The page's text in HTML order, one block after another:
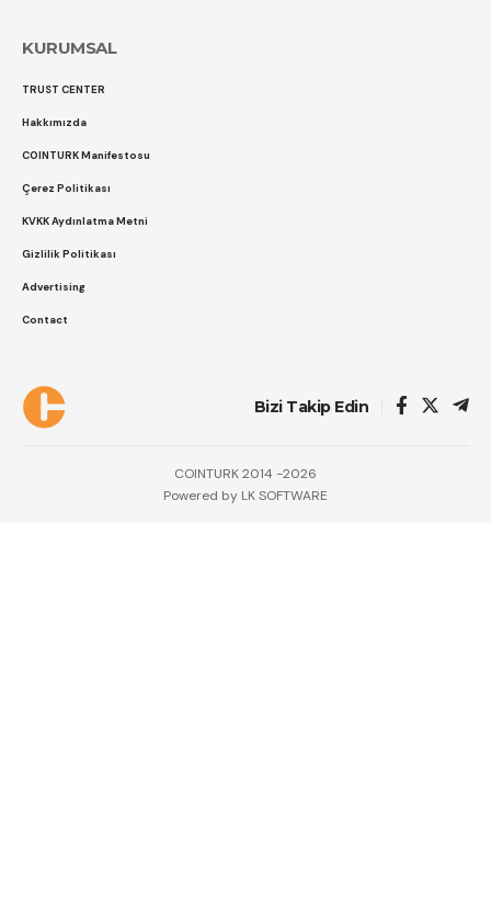
KURUMSAL
TRUST CENTER
Hakkımızda
COINTURK Manifestosu
Çerez Politikası
KVKK Aydınlatma Metni
Gizlilik Politikası
Advertising
Contact
Bizi Takip Edin
COINTURK 2014 -2026
Powered by LK SOFTWARE